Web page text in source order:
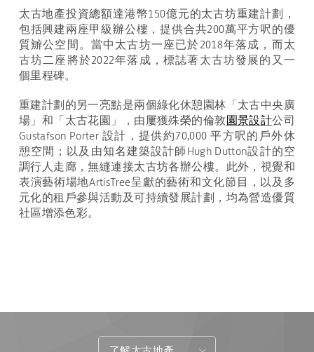
太古地產投資總額達港幣150億元的太古坊重建計劃，
包括興建兩座甲級辦公樓，提供合共200萬平方呎的優
質辧公空間。當中太古坊一座已於 2018年落成，而太
古坊二座將於2022年落成，標誌著太古坊發展的又一
個里程碑。
重建計劃的另一亮點是兩個綠化休憩園林「太古中央廣
場」和「太古花園」，由屢獲殊榮的倫敦園景設計公司
Gustafson Porter 設計，提供約70,000平方呎的戶外休
憩空間；以及由知名建築設計師 Hugh Dutton設計的空
調行人走廊，無縫連接太古坊各辦公樓。此外，視覺和
表演藝術場地ArtisTree呈獻的藝術和文化節目，以及多
元化的租戶參與活動及可持續發展計劃，均為營造優質
社區增添色彩。